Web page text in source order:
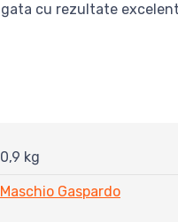
cu rezultate
0,9 kg
Maschio Gaspardo